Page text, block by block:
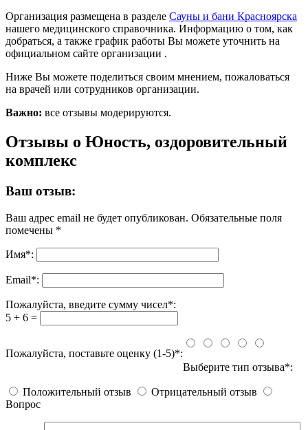
Организация размещена в разделе Сауны и бани Красноярска
нашего медицинского справочника. Информацию о том, как
добраться, а также график работы Вы можете уточнить на
официальном сайте организации .
Ниже Вы можете поделиться своим мнением, пожаловаться
на врачей или сотрудников организации.
Важно: все отзывы модерируются.
Отзывы о Юность, оздоровительный
комплекс
Ваш отзыв:
Ваш адрес email не будет опубликован. Обязательные поля
помечены *
Имя*:
Email*:
Пожалуйста, введите сумму чисел*:
5 + 6 =
Пожалуйста, поставьте оценку (1-5)*:
Выберите тип отзыва*:
Положительный отзыв
Отрицательный отзыв
Вопрос